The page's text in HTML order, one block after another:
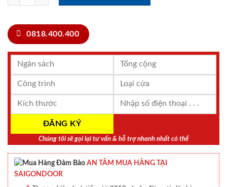
0818.400.400
Chúng tôi sẽ gọi lại tư vấn & hỗ trợ nhanh nhất có thể
AN TÂM MUA HÀNG TẠI
SAIGONDOOR